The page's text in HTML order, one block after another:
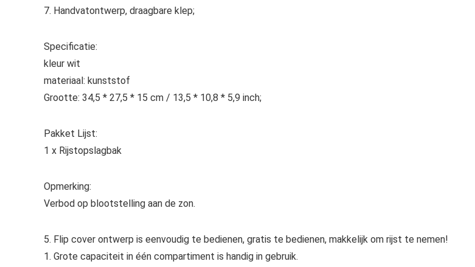
7. Handvatontwerp, draagbare klep;
Specificatie:
kleur wit
materiaal: kunststof
Grootte: 34,5 * 27,5 * 15 cm / 13,5 * 10,8 * 5,9 inch;
Pakket Lijst:
1 x Rijstopslagbak
Opmerking:
Verbod op blootstelling aan de zon.
5. Flip cover ontwerp is eenvoudig te bedienen, gratis te bedienen, makkelijk om rijst te nemen!
1. Grote capaciteit in één compartiment is handig in gebruik.